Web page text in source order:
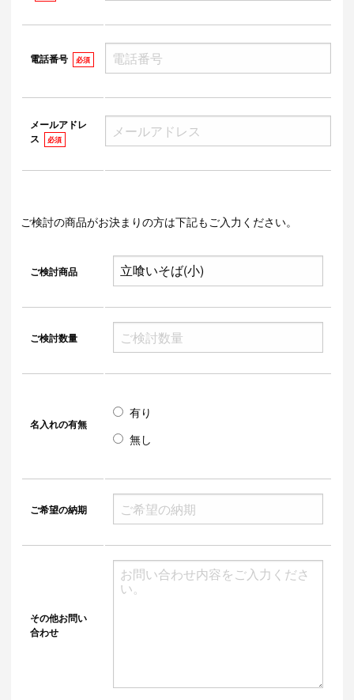
電話番号 必須
メールアドレ
ス
必須
ご検討の商品がお決まりの方は下記もご入力ください。
ご検討商品
ご検討数量
名入れの有無
有り
無し
ご希望の納期
その他お問い
合わせ